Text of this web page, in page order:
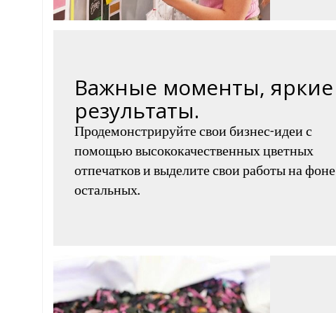
Важные моменты, яркие
результаты.
Продемонстрируйте свои бизнес-идеи с
помощью высококачественных цветных
отпечатков и выделите свои работы на фоне
остальных.